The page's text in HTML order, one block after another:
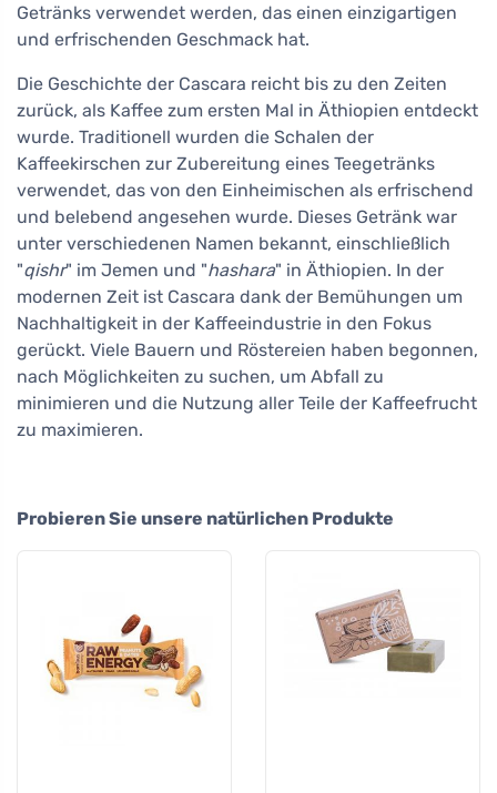
Getränks verwendet werden, das einen einzigartigen
und erfrischenden Geschmack hat.
Die Geschichte der Cascara reicht bis zu den Zeiten
zurück, als Kaffee zum ersten Mal in Äthiopien entdeckt
wurde. Traditionell wurden die Schalen der
Kaffeekirschen zur Zubereitung eines Teegetränks
verwendet, das von den Einheimischen als erfrischend
und belebend angesehen wurde. Dieses Getränk war
unter verschiedenen Namen bekannt, einschließlich
"qishr" im Jemen und "hashara" in Äthiopien. In der
modernen Zeit ist Cascara dank der Bemühungen um
Nachhaltigkeit in der Kaffeeindustrie in den Fokus
gerückt. Viele Bauern und Röstereien haben begonnen,
nach Möglichkeiten zu suchen, um Abfall zu
minimieren und die Nutzung aller Teile der Kaffeefrucht
zu maximieren.
Probieren Sie unsere natürlichen Produkte